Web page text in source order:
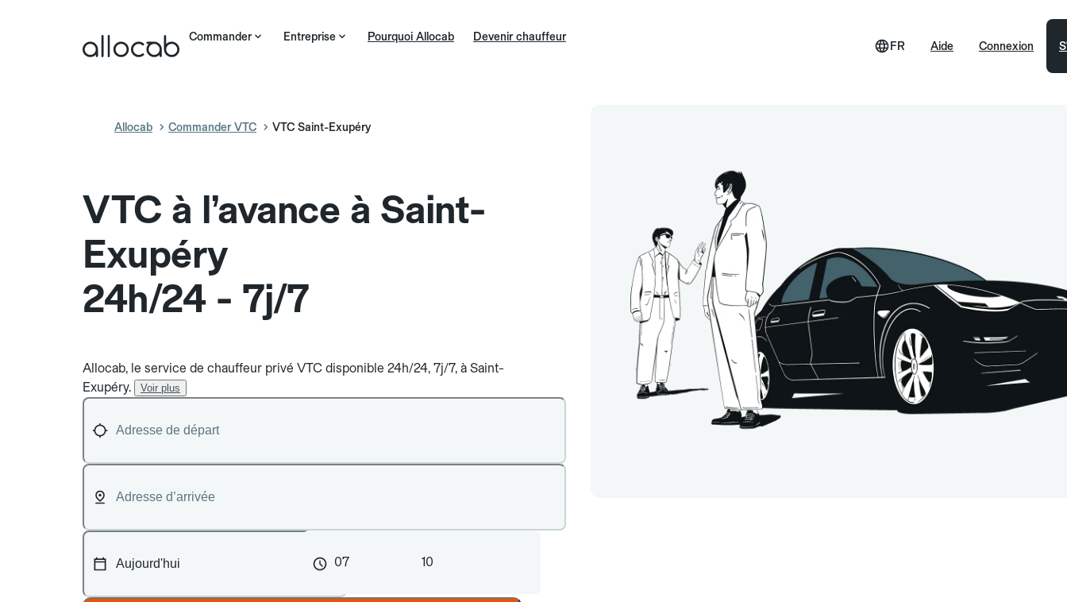
Commander Entreprise Pourquoi Allocab Devenir chauffeur
Aide
FR Connexion
Allocab Commander VTC VTC Saint-Exupéry
VTC à l’avance à Saint-
Exupéry
24h/24 - 7j/7
Allocab, le service de chauffeur privé VTC disponible 24h/24, 7j/7, à Saint-
Exupéry.
Voir plus
07 10